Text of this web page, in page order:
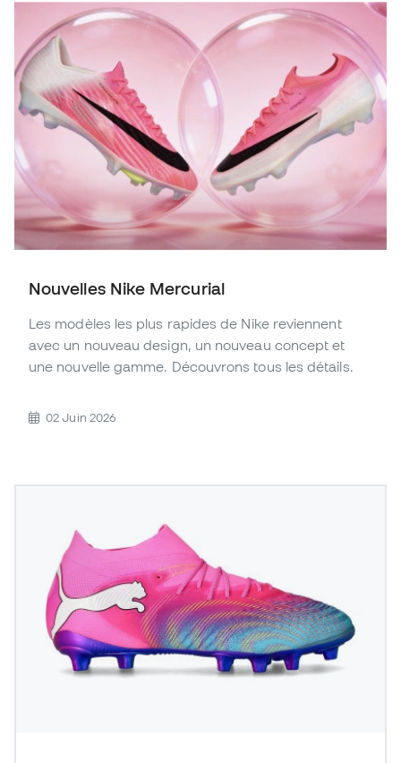
Nouvelles Nike Mercurial
Les modèles les plus rapides de Nike reviennent
avec un nouveau design, un nouveau concept et
une nouvelle gamme. Découvrons tous les détails.
02 Juin 2026